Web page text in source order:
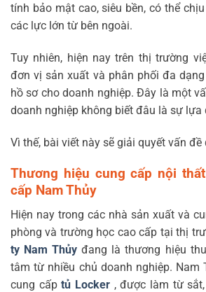
tính bảo mật cao, siêu bền, có thể
các lực lớn từ bên ngoài.
Tuy nhiên, hiện nay trên thị trường
đơn vị sản xuất và phân phối đa
hồ sơ cho doanh nghiệp. Đây là một
doanh nghiệp không biết đâu là sự lựa
Vì thế, bài viết này sẽ giải quyết vấn đề
Thương hiệu cung cấp nội
cấp Nam Thủy
Hiện nay trong các nhà sản xuất và
phòng và trường học cao cấp tại thị
ty Nam Thủy đang là thương hiệu
tâm từ nhiều chủ doanh nghiệp. Nam
cung cấptủ Locker , được làm từ